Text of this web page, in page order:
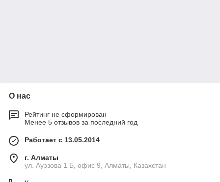
О нас
Рейтинг не сформирован
Менее 5 отзывов за последний год
Работает с 13.05.2014
г. Алматы
ул. Ауэзова 1 Б, офис 9, Алматы, Казахстан